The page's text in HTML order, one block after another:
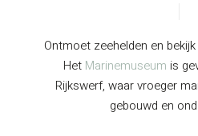
Ontmoet zeehelden en
Het Marinemuseum is
Rijkswerf, waar vroeger
gebouwd en